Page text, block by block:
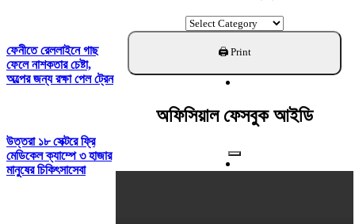
ফেনীতে রেললাইনে গাছ
ফেলে নাশকতার চেষ্টা,
অল্পের জন্য রক্ষা পেল ট্রেন
উত্তরা ১৮ সেক্টরে ফ্রি
মেডিকেল ক্যাম্পে ৩ হাজার
মানুষের চিকিৎসাসেবা
ক্যাটাগরি
খুঁজুন
অফিসিয়াল ফেসবুক আইডি